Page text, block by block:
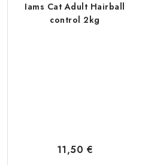
Iams Cat Adult Hairball
control 2kg
11,50 €